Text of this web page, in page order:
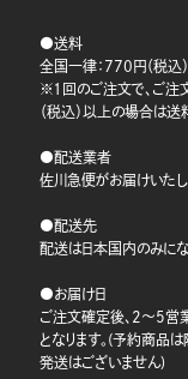
●送料
全国一律：770円（税込）
※1回のご注文で、ご
（税込）以上の場合は送
●配送業者
佐川急便がお届けいたし
●配送先
配送は日本国内のみにな
●お届け日
ご注文確定後、2～5営
となります。(予約商品は
発送はございません)